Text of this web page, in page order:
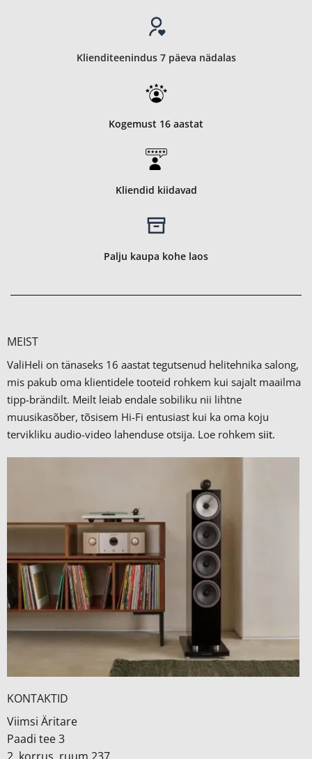
Klienditeenindus 7 päeva nädalas
Kogemust 16 aastat
Kliendid kiidavad
Palju kaupa kohe laos
MEIST
ValiHeli on tänaseks 16 aastat tegutsenud helitehnika salong,
mis pakub oma klientidele tooteid rohkem kui sajalt maailma
tipp-brändilt. Meilt leiab endale sobiliku nii lihtne
muusikasõber, tõsisem Hi-Fi entusiast kui ka oma koju
tervikliku audio-video lahenduse otsija. Loe rohkem siit.
KONTAKTID
Viimsi Äritare
Paadi tee 3